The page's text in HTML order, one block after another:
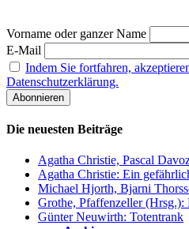
Vorname oder ganzer Name
E-Mail
Indem Sie fortfahren,
Datenschutzerklärung.
Die neuesten Beiträge
Agatha Christie, Pascal
Agatha Christie: Ein
Michael Hjorth, Bjarni
Grothe, Pfaffenzeller (Hrsg.):
Günter Neuwirth: Totentrank